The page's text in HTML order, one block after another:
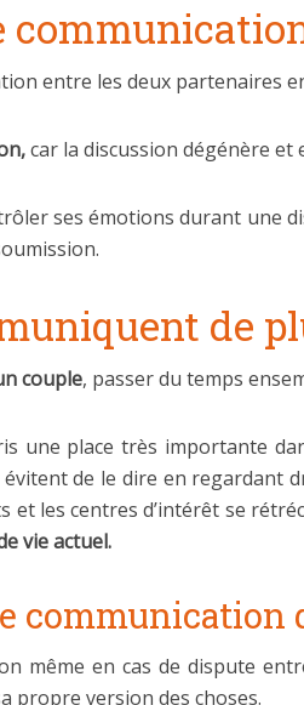
entre les deux partenaires
car la discussion dégénère et
ses émotions durant une
de
couple, passer du temps
une place très importante
de le dire en regardant
et les centres d’intérêt se
vie actuel.
communication
même en cas de dispute
propre version des choses.